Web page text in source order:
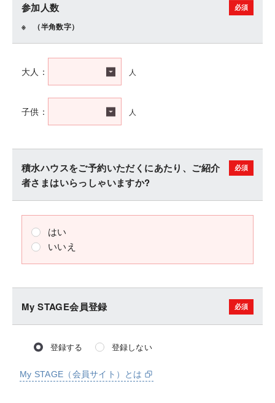
参加人数
（半角数字）
大人： 人
子供： 人
積水ハウスをご予約いただくにあたり、ご紹介
者さまはいらっしゃいますか?
はい
いいえ
My STAGE会員登録
登録する 登録しない
My STAGE（会員サイト）とは